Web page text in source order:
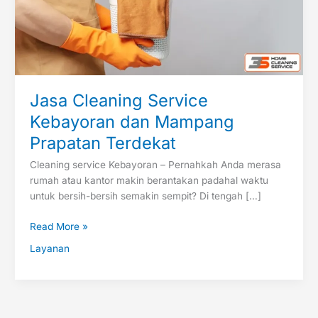
Jasa Cleaning Service
Kebayoran dan Mampang
Prapatan Terdekat
Cleaning service Kebayoran – Pernahkah Anda merasa
rumah atau kantor makin berantakan padahal waktu
untuk bersih-bersih semakin sempit? Di tengah […]
Read More »
Layanan